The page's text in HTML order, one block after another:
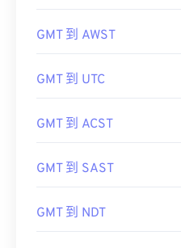
GMT 到 AWST
GMT 到 UTC
GMT 到 ACST
GMT 到 SAST
GMT 到 NDT